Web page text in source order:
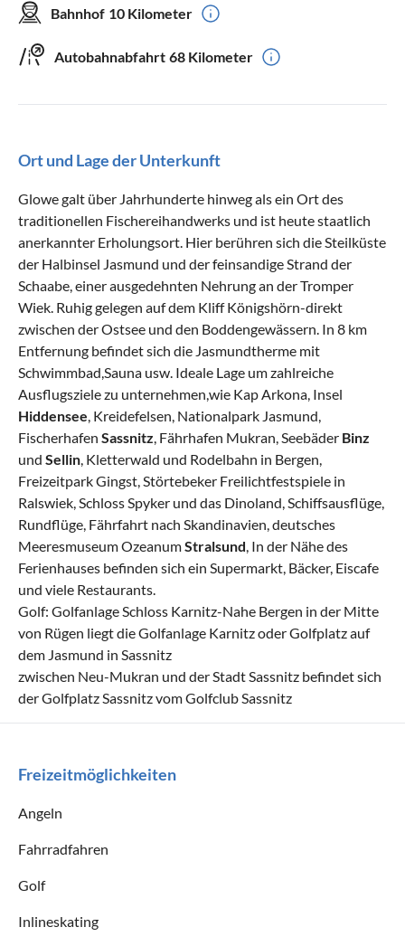
Bahnhof 10 Kilometer
Autobahnabfahrt 68 Kilometer
Ort und Lage der Unterkunft
Glowe galt über Jahrhunderte hinweg als ein Ort des
traditionellen Fischereihandwerks und ist heute staatlich
anerkannter Erholungsort. Hier berühren sich die Steilküste
der Halbinsel Jasmund und der feinsandige Strand der
Schaabe, einer ausgedehnten Nehrung an der Tromper
Wiek. Ruhig gelegen auf dem Kliff Königshörn-direkt
zwischen der Ostsee und den Boddengewässern. In 8 km
Entfernung befindet sich die Jasmundtherme mit
Schwimmbad,Sauna usw. Ideale Lage um zahlreiche
Ausflugsziele zu unternehmen,wie Kap Arkona, Insel
Hiddensee , Kreidefelsen, Nationalpark Jasmund,
Fischerhafen Sassnitz , Fährhafen Mukran, Seebäder Binz
und Sellin , Kletterwald und Rodelbahn in Bergen,
Freizeitpark Gingst, Störtebeker Freilichtfestspiele in
Ralswiek, Schloss Spyker und das Dinoland, Schiffsausflüge,
Rundflüge, Fährfahrt nach Skandinavien, deutsches
Meeresmuseum OzeanumStralsund , In der Nähe des
Ferienhauses befinden sich ein Supermarkt, Bäcker, Eiscafe
und viele Restaurants.
Golf: Golfanlage Schloss Karnitz-Nahe Bergen in der Mitte
von Rügen liegt die Golfanlage Karnitz oder Golfplatz auf
dem Jasmund in Sassnitz
zwischen Neu-Mukran und der Stadt Sassnitz befindet sich
der Golfplatz Sassnitz vom Golfclub Sassnitz
Freizeitmöglichkeiten
Angeln
Fahrradfahren
Golf
Inlineskating